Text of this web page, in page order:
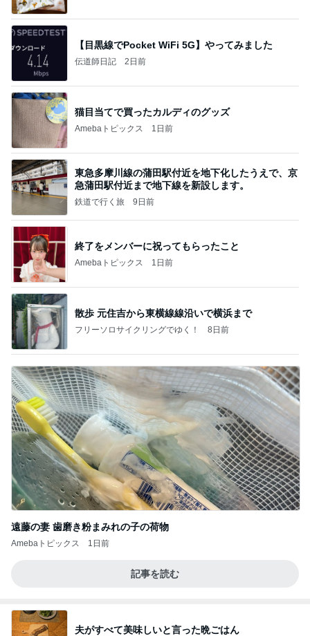
【目黒線でPocket WiFi 5G】やってみました
伝道師日記 2日前
猫目当てで買ったカルディのグッズ
Amebaトピックス 1日前
東急多摩川線の蒲田駅付近を地下化したうえで、京
急蒲田駅付近まで地下線を新設します。
鉄道で行く旅 9日前
終了をメンバーに祝ってもらったこと
Amebaトピックス 1日前
散歩 元住吉から東横線線沿いで横浜まで
フリーソロサイクリングでゆく！ 8日前
遠藤の妻 歯磨き粉まみれの子の荷物
Amebaトピックス 1日前
記事を読む
夫がすべて美味しいと言った晩ごはん